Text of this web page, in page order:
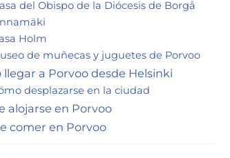
del Obispo de la Diócesis de Borgå
Holm
de muñecas y juguetes de Porvoo
llegar a Porvoo desde Helsinki
desplazarse en la ciudad
alojarse en Porvoo
comer en Porvoo